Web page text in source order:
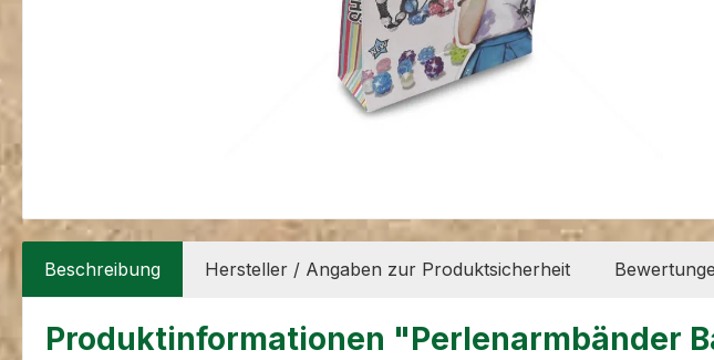
Beschreibung Hersteller / Angaben zur Produktsicherheit
Produktinformationen "Perlenarmbänder